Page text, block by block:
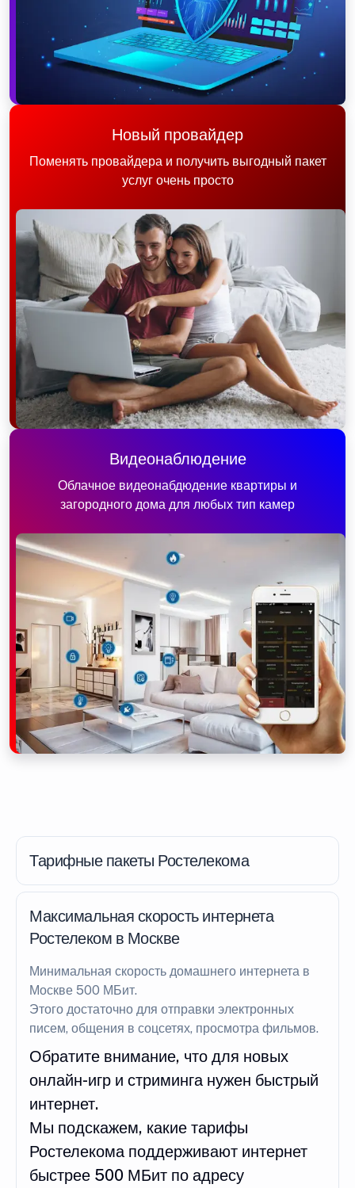
Новый провайдер
Поменять провайдера и получить выгодный пакет
услуг очень просто
Видеонаблюдение
Облачное видеонабдюдение квартиры и
загородного дома для любых тип камер
Тарифные пакеты Ростелекома
Максимальная скорость интернета
Ростелеком в Москве
Минимальная скорость домашнего интернета в
Москве 500 МБит.
Этого достаточно для отправки электронных
писем, общения в соцсетях, просмотра фильмов.
Обратите внимание, что для новых
онлайн-игр и стриминга нужен быстрый
интернет.
Мы подскажем, какие тарифы
Ростелекома поддерживают интернет
быстрее 500 МБит по адресу